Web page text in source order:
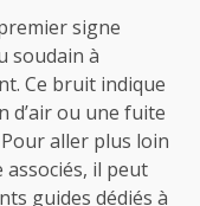
signe
soudain à
Ce bruit indique
d’air ou une fuite
aller plus loin
associés, il peut
guides dédiés à